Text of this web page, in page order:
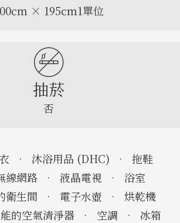
× 195cm1單位
抽菸
否
沐浴用品 (DHC)
拖鞋
線網路
液晶電視
浴室
衛生間
電子水壺
烘乾機
的空氣清淨​​器
空調 冰箱